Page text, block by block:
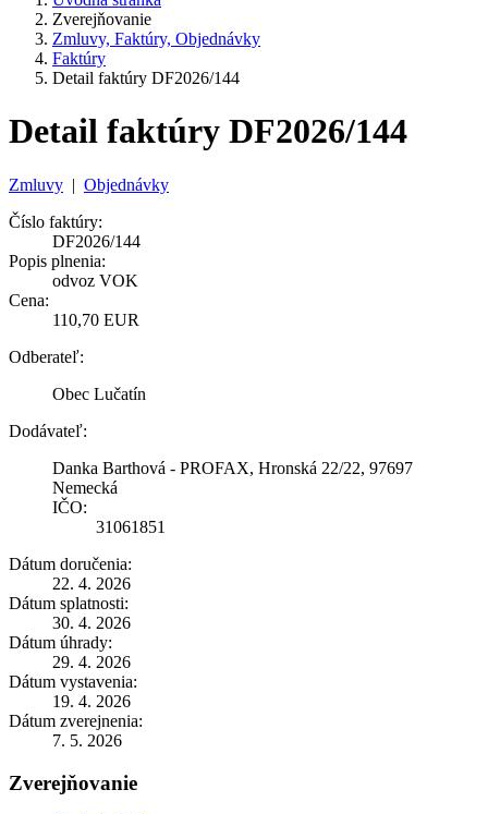
Zverejňovanie
Zmluvy, Faktúry, Objednávky
Faktúry
Detail faktúry DF2026/144
Detail faktúry DF2026/144
Zmluvy | Objednávky
Číslo faktúry:
DF2026/144
Popis plnenia:
odvoz VOK
Cena:
110,70 EUR
Odberateľ:
Obec Lučatín
Dodávateľ:
Danka Barthová - PROFAX, Hronská 22/22, 97697
Nemecká
IČO:
31061851
Dátum doručenia:
22. 4. 2026
Dátum splatnosti:
30. 4. 2026
Dátum úhrady:
29. 4. 2026
Dátum vystavenia:
19. 4. 2026
Dátum zverejnenia:
7. 5. 2026
Zverejňovanie